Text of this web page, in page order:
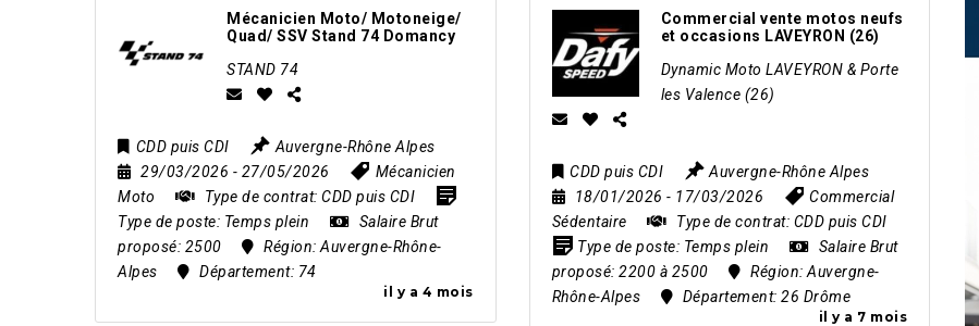
Mécanicien Moto/ Motoneige/
Quad/ SSV Stand 74 Domancy
il y a 4 mois
STAND 74
CDD puis CDI
Auvergne-Rhône Alpes
29/03/2026 - 27/05/2026
Mécanicien
Moto
Type de contrat: CDD puis CDI
Type de poste: Temps plein
Salaire Brut
proposé: 2500 Région: Auvergne-Rhône-
Alpes
Département: 74
Commercial vente motos neufs
et occasions LAVEYRON (26)
il y a 7 mois
Dynamic Moto LAVEYRON & Porte
les Valence (26)
CDD puis CDI
Auvergne-Rhône Alpes
18/01/2026- 17/03/2026
Commercial
Sédentaire
Type de contrat: CDD puis CDI
Type de poste: Temps plein
Salaire Brut
proposé:2200 à 2500 Région:Auvergne-
Rhône-Alpes
Département:26 Drôme